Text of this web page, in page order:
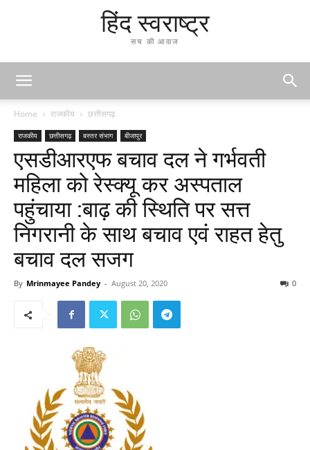
हिंद स्वराष्ट्र
सच की आवाज
Home राजकीय छत्तीसगढ़
राजकीय छत्तीसगढ़ बस्तर संभाग बीजापुर
एसडीआरएफ बचाव दल ने गर्भवती
महिला को रेस्क्यू कर अस्पताल
पहुंचाया :बाढ़ की स्थिति पर सत्त
निगरानी के साथ बचाव एवं राहत हेतु
बचाव दल सजग
By Mrinmayee Pandey - August 20, 2020 0